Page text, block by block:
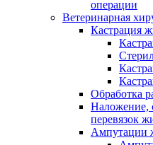
операции
Ветеринарная
Кастрация
Обработка
Наложение,
перевязок
Ампутации